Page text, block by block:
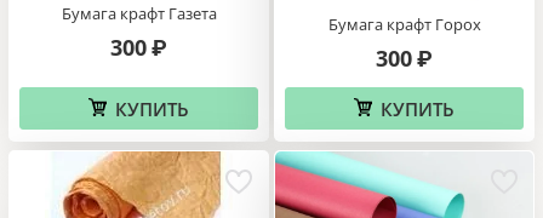
Бумага крафт Газета
300₽
КУПИТЬ
Бумага крафт Горох
300₽
КУПИТЬ